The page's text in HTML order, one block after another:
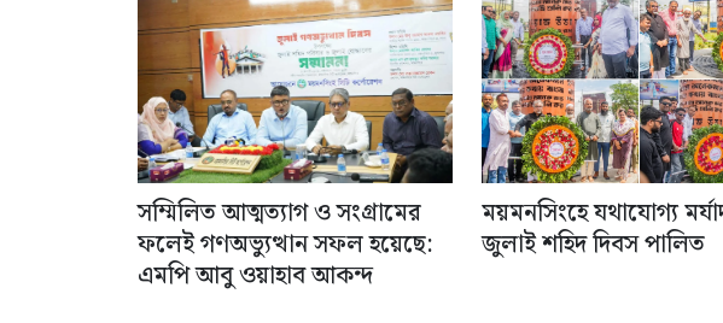
সম্মিলিত আত্মত্যাগ ও সংগ্রামের
ফলেই গণঅভ্যুত্থান সফল হয়েছে:
এমপি আবু ওয়াহাব আকন্দ
ময়মনসিংহে যথাযোগ্য
জুলাই শহিদ দিবস পালিত